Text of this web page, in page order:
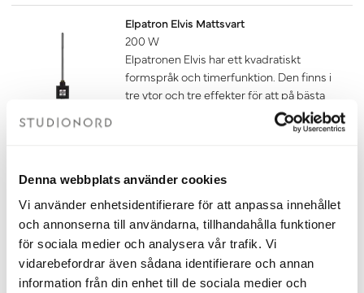
Denna webbplats använder cookies
Vi använder enhetsidentifierare för att anpassa innehållet
och annonserna till användarna, tillhandahålla funktioner
för sociala medier och analysera vår trafik. Vi
vidarebefordrar även sådana identifierare och annan
information från din enhet till de sociala medier och
Elpatron Elvis Mattsvart
200 W
Elpatronen Elvis har ett kvadratiskt
formspråk och timerfunktion. Den finns i
tre ytor och tre effekter för att på bästa
sätt passa din handdukstork. Elvis är
köpa till glykol som du hittar under
tillbehör. Mängden glykol som ska
användas finns i dokumentet
fyllningsanvisning under fliken
dokument nedan.
1 590 kr